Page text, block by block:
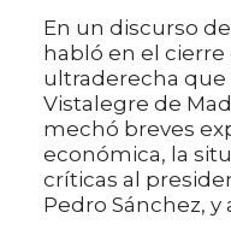
En un discurso
habló en el
ultraderecha que
Vistalegre de
mechó breves
económica, la
críticas al
Pedro Sánchez, y